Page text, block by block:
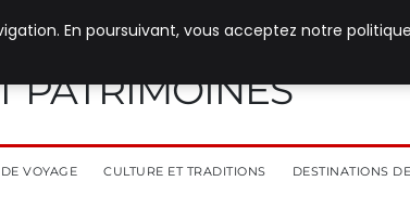
PATRIMOINES
VOYAGE CULTURE ET TRADITIONS DESTINATIONS
En poursuivant, vous acceptez notre